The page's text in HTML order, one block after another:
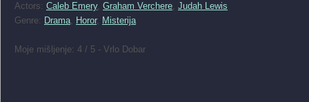
Actors: Caleb Emery, Graham Verchere, Judah Lewis
Genre: Drama, Horor, Misterija
Moje mišljenje: 4 / 5 - Vrlo Dobar